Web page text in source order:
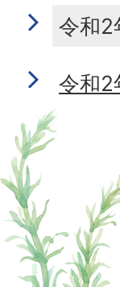
令和2
令和2